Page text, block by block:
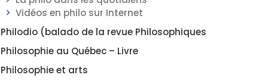
Vidéos en philo sur Internet
Philodio (balado de la revue Philosophiques
Philosophie au Québec – Livre
Philosophie et arts